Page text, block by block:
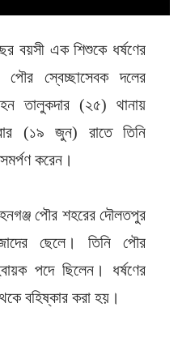
বয়সী এক শিশুকে ধর্ষণের
স্বেচ্ছাসেবক দলের
তালুকদার (২৫) থানায়
(১৯ জুন) রাতে তিনি
করেন।
পৌর শহরের দৌলতপুর
ছেলে। তিনি পৌর
পদে ছিলেন। ধর্ষণের
বহিষ্কার করা হয়।